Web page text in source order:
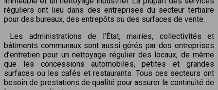
réguliers ont lieu dans des entreprises du secteur tertiaire
pour des bureaux, des entrepôts ou des surfaces de vente.
Les administrations de l’État, mairies, collectivités et
bâtiments communaux sont aussi gérés par des entreprises
d’entretien pour un nettoyage régulier des locaux, de même
que les concessions automobiles, petites et grandes
surfaces ou les cafés et restaurants. Tous ces secteurs ont
besoin de prestations de qualité pour assurer la continuité de